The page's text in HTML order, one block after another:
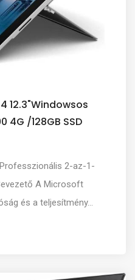
12.3"Windowsos
/128GB SSD
2-az-1-
A Microsoft
és a teljesítmény...